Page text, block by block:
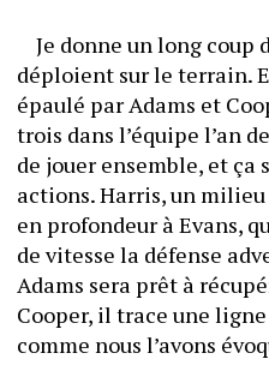
Je donne un long coup
déploient sur le terrain.
épaulé par Adams et
trois dans l’équipe l’an
de jouer ensemble, et ça
actions. Harris, un
en profondeur à Evans,
de vitesse la défense
Adams sera prêt à
Cooper, il trace une
comme nous l’avons